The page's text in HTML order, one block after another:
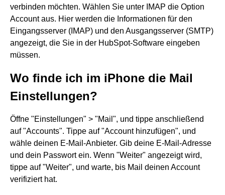
verbinden möchten. Wählen Sie unter IMAP die Option
Account aus. Hier werden die Informationen für den
Eingangsserver (IMAP) und den Ausgangsserver (SMTP)
angezeigt, die Sie in der HubSpot-Software eingeben
müssen.
Wo finde ich im iPhone die Mail
Einstellungen?
Öffne "Einstellungen" > "Mail", und tippe anschließend
auf "Accounts". Tippe auf "Account hinzufügen", und
wähle deinen E-Mail-Anbieter. Gib deine E-Mail-Adresse
und dein Passwort ein. Wenn "Weiter" angezeigt wird,
tippe auf "Weiter", und warte, bis Mail deinen Account
verifiziert hat.